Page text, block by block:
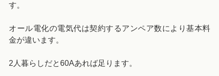
す。
オール電化の電気代は契約するアンペア数により基本料
金が違います。
2人暮らしだと60Aあれば足ります。